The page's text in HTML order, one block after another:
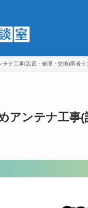
テナ工事(設置・修理・交換)業者ラ
アンテナ工事